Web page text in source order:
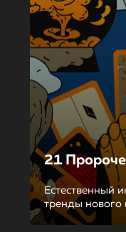
21
Естественный
тренды нового